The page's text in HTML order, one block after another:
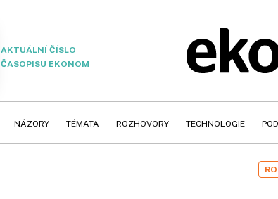
AKTUÁLNÍ ČÍSLO
ČASOPISU EKONOM
NÁZORY TÉMATA ROZHOVORY TECHNOLOGIE